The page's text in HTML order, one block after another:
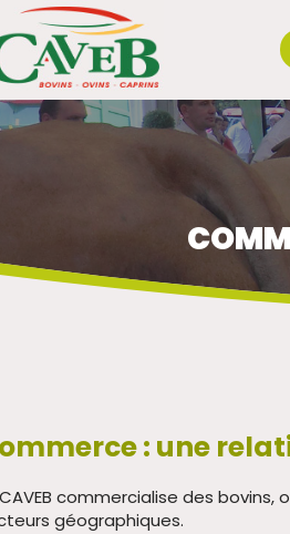
: une
commercialise des
géographiques.